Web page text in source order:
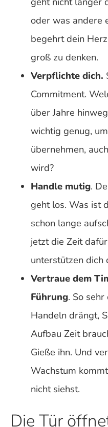
oder was andere
begehrt dein
groß zu denken.
Verpflichte dich.
Commitment.
über Jahre
wichtig genug,
übernehmen,
wird?
Handle mutig.
geht los. Was ist
schon lange
jetzt die Zeit
unterstützen dich
Vertraue dem
Führung. So
Handeln drängt,
Aufbau Zeit
Gieße ihn. Und
Wachstum
nicht siehst.
Die Tür